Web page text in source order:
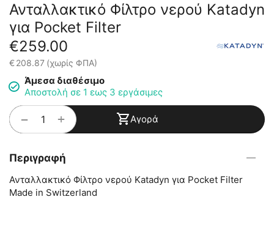
Ανταλλακτικό Φίλτρο νερού Katadyn
για Pocket Filter
€259.00
€208.87 (χωρίς ΦΠΑ)
Άμεσα διαθέσιμο
Αποστολή σε 1 εως 3 εργάσιμες
+
− Αγορά
Περιγραφή
Ανταλλακτικό Φίλτρο νερού Katadyn για Pocket Filter
Made in Switzerland